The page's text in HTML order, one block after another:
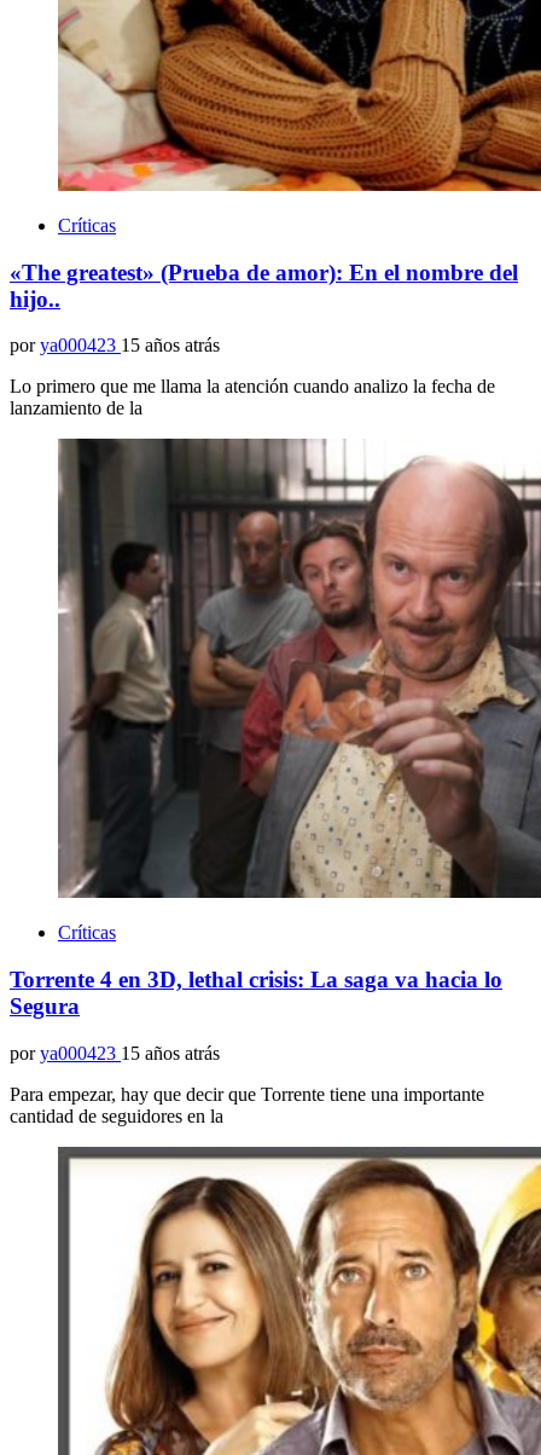
Críticas
«The greatest» (Prueba de amor): En el nombre del
hijo..
por ya000423 15 años atrás
Lo primero que me llama la atención cuando analizo la fecha de
lanzamiento de la
Críticas
Torrente 4 en 3D, lethal crisis: La saga va hacia lo
Segura
por ya000423 15 años atrás
Para empezar, hay que decir que Torrente tiene una importante
cantidad de seguidores en la